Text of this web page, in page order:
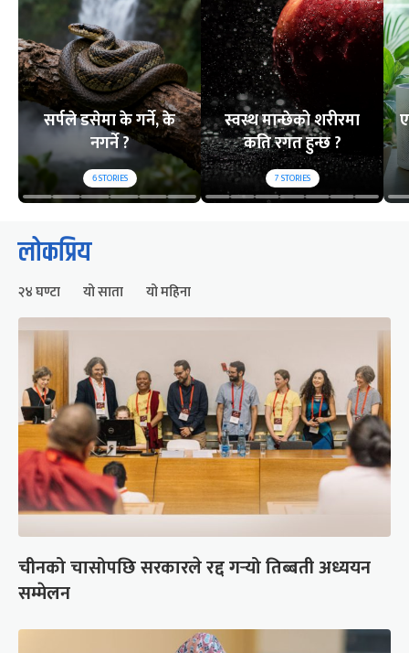
सर्पले डसेमा के गर्ने, के
नगर्ने ?
6STORIES
स्वस्थ मान्छेको शरीरमा
कति रगत हुन्छ ?
7STORIES
लोकप्रिय
२४ घण्टा यो साता यो महिना
चीनको चासोपछि सरकारले रद्द गर्‍यो तिब्बती अध्ययन
सम्मेलन